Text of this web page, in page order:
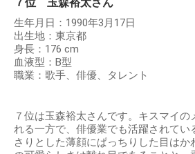
生年月日：1990年3月17日
出生地：東京都
身長：176 cm
血液型：B型
職業：歌手、俳優、タレント
７位は玉森裕太さんです。キスマイの
れる一方で、俳優業でも活躍されてい
さりとした薄顔にぱっちりした目はか